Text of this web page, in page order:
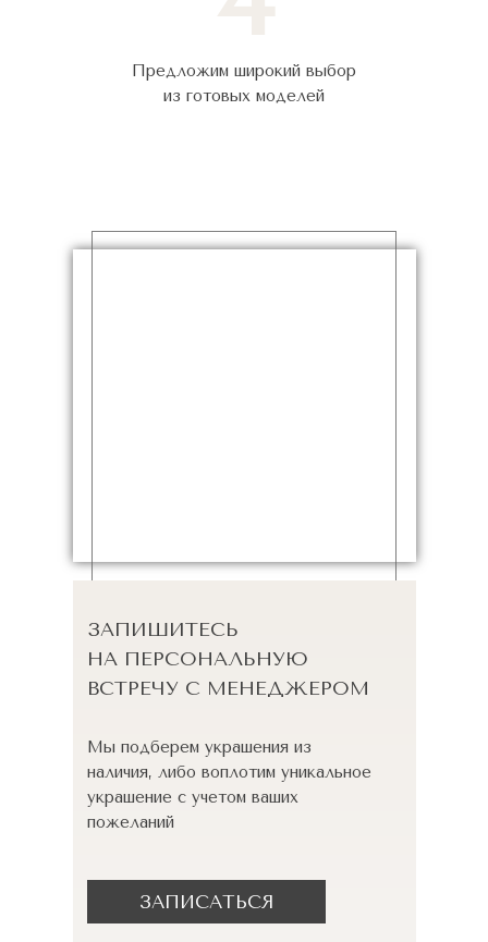
Предложим широкий выбор
из готовых моделей
ЗАПИШИТЕСЬ
НА ПЕРСОНАЛЬНУЮ
ВСТРЕЧУ С МЕНЕДЖЕРОМ
Мы подберем украшения из
наличия, либо воплотим уникальное
украшение с учетом ваших
пожеланий
ЗАПИСАТЬСЯ